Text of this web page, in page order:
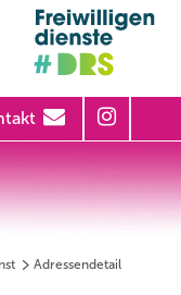
Adressendetail